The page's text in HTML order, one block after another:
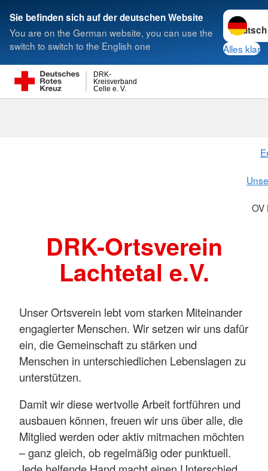
Sie befinden sich auf der deutschen Website
You are on the German website, you can use the
switch to switch to the English one
Sprache
Alles klar
Celle e. V.
Kreisverband
DRK-
Suche
OV
DRK-Ortsverein
Lachtetal e.V.
Unser Ortsverein lebt vom starken Miteinander
engagierter Menschen. Wir setzen wir uns dafür
ein, die Gemeinschaft zu stärken und
Menschen in unterschiedlichen Lebenslagen zu
unterstützen.
Damit wir diese wertvolle Arbeit fortführen und
ausbauen können, freuen wir uns über alle, die
Mitglied werden oder aktiv mitmachen möchten
– ganz gleich, ob regelmäßig oder punktuell.